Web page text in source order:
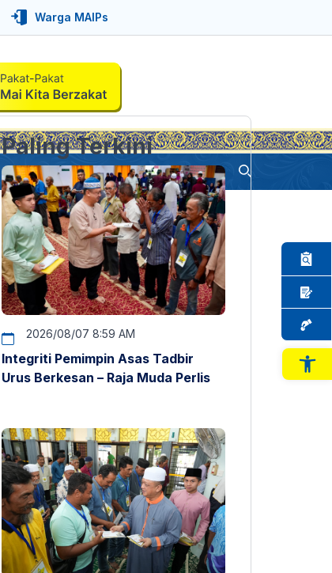
Warga MAIPs
Paling Terkini
2026/08/07 8:59 AM
Integriti Pemimpin Asas Tadbir
Urus Berkesan – Raja Muda Perlis